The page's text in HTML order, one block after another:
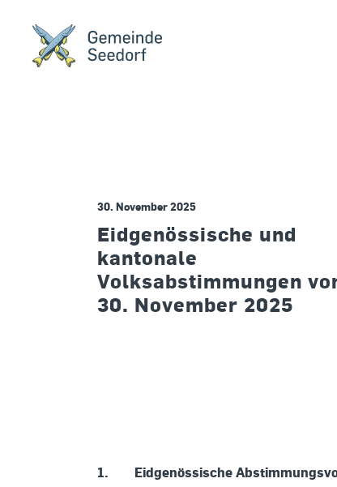
30. November 2025
Eidgenössische und
kantonale
Volksabstimmungen
30. November 2025
1. Eidgenössische